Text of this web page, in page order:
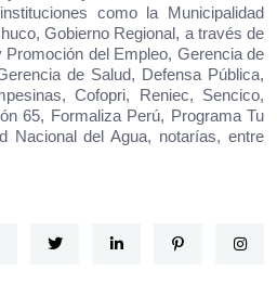
como la Municipalidad
Gobierno Regional, a través de
del Empleo, Gerencia de
de Salud, Defensa Pública,
Cofopri, Reniec, Sencico,
65, Formaliza Perú, Programa Tu
Nacional del Agua, notarías, entre